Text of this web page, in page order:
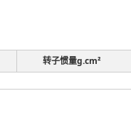
转子惯量g.cm²